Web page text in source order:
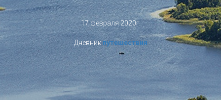
17 февраля 2020г.
Дневникпутешествия